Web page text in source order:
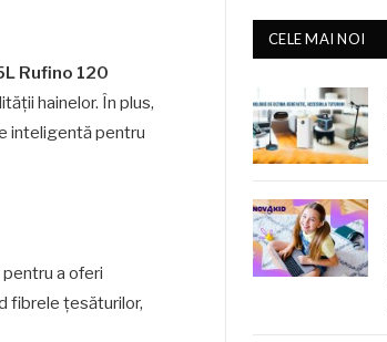
Rufino 120
hainelor. În plus,
inteligentă pentru
a oferi
fibrele țesăturilor,
CELE MAI NOI